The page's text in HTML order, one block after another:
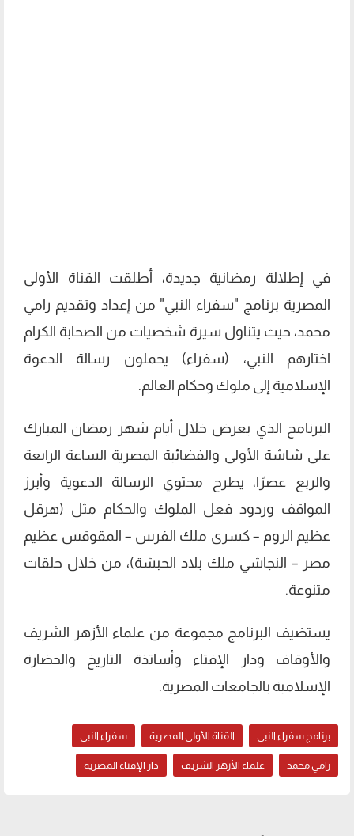
في إطلالة رمضانية جديدة، أطلقت القناة الأولى
المصرية برنامج "سفراء النبي" من إعداد وتقديم رامي
محمد، حيث يتناول سيرة شخصيات من الصحابة الكرام
اختارهم النبي، (سفراء) يحملون رسالة الدعوة
الإسلامية إلى ملوك وحكام العالم.
البرنامج الذي يعرض خلال أيام شهر رمضان المبارك
على شاشة الأولى والفضائية المصرية الساعة الرابعة
والربع عصرًا، يطرح محتوي الرسالة الدعوية وأبرز
المواقف وردود فعل الملوك والحكام مثل (هرقل
عظيم الروم – كسرى ملك الفرس – المقوقس عظيم
مصر – النجاشي ملك بلاد الحبشة)، من خلال حلقات
متنوعة.
يستضيف البرنامج مجموعة من علماء الأزهر الشريف
والأوقاف ودار الإفتاء وأساتذة التاريخ والحضارة
الإسلامية بالجامعات المصرية.
برنامج سفراء النبي القناة الأولى المصرية سفراء النبي
رامي محمد علماء الأزهر الشريف دار الإفتاء المصرية